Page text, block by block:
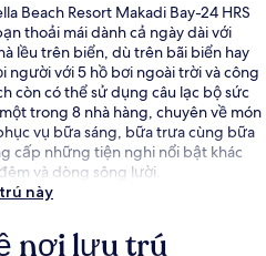
Beach Resort Makadi Bay-24 HRS
thoải mái dành cả ngày dài với
lều trên biển, dù trên bãi biển hay
người với 5 hồ bơi ngoài trời và công
còn có thể sử dụng câu lạc bộ sức
trong 8 nhà hàng, chuyên về món
vụ bữa sáng, bữa trưa cùng bữa
cấp những tiện nghi nổi bật khác
và dòng sông lười.
này
nơi lưu trú